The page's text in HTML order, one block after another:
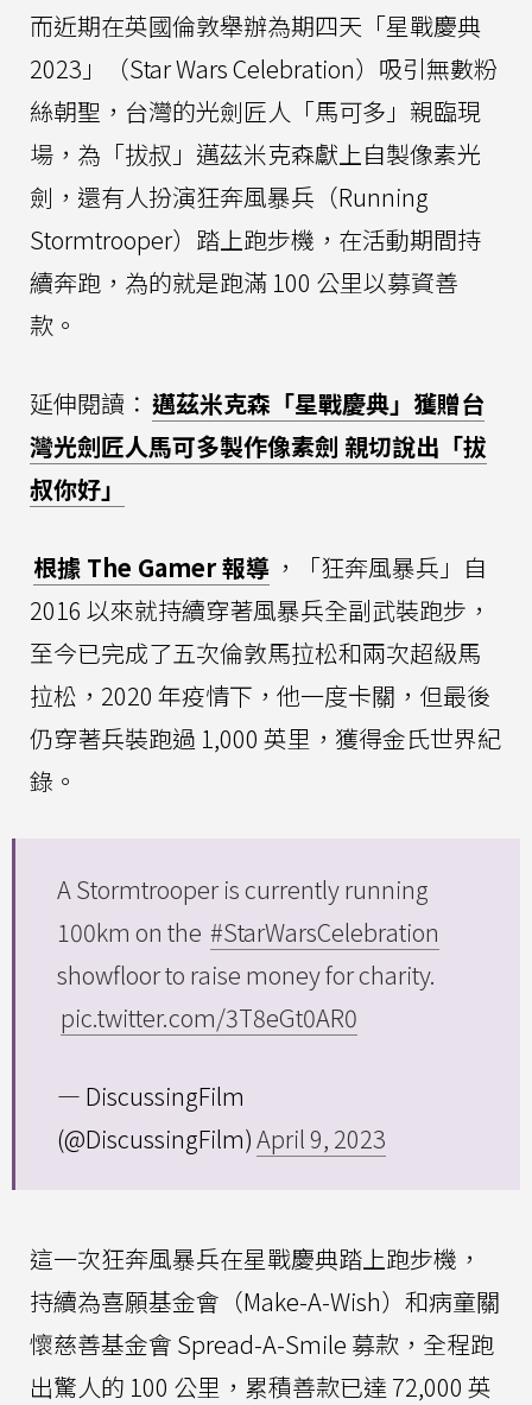
而近期在英國倫敦舉辦為期四天「星戰慶典
2023」（Star Wars Celebration）吸引無數粉
絲朝聖，台灣的光劍匠人「馬可多」親臨現
場，為「拔叔」邁茲米克森獻上自製像素光
劍，還有人扮演狂奔風暴兵（Running
Stormtrooper）踏上跑步機，在活動期間持
續奔跑，為的就是跑滿 100 公里以募資善
款。
延伸閱讀： 邁茲米克森「星戰慶典」獲贈台
灣光劍匠人馬可多製作像素劍 親切說出「拔
叔你好」
根據 The Gamer 報導 ，「狂奔風暴兵」自
2016 以來就持續穿著風暴兵全副武裝跑步，
至今已完成了五次倫敦馬拉松和兩次超級馬
拉松，2020 年疫情下，他一度卡關，但最後
仍穿著兵裝跑過 1,000 英里，獲得金氏世界紀
錄。
A Stormtrooper is currently running
100km on the #StarWarsCelebration
showfloor to raise money for charity.
pic.twitter.com/3T8eGt0AR0
— DiscussingFilm
(@DiscussingFilm)April 9, 2023
這一次狂奔風暴兵在星戰慶典踏上跑步機，
持續為喜願基金會（Make-A-Wish）和病童關
懷慈善基金會 Spread-A-Smile 募款，全程跑
出驚人的 100 公里，累積善款已達 72,000 英